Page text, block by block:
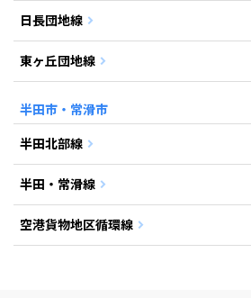
日長団地線
東ヶ丘団地線
半田市・常滑市
半田北部線
半田・常滑線
空港貨物地区循環線